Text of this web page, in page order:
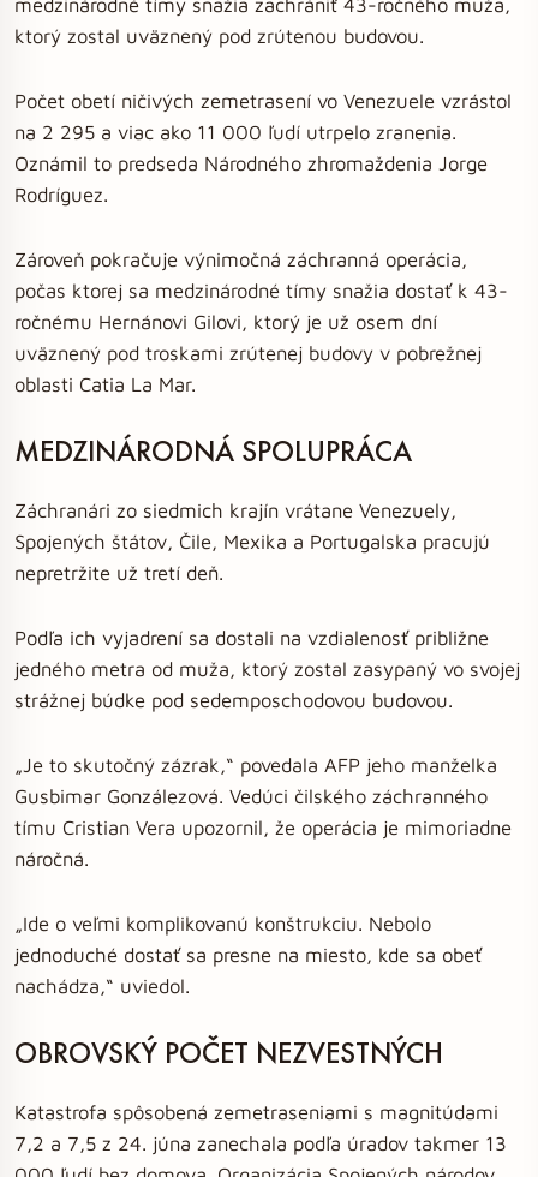
ktorý zostal uväznený pod zrútenou budovou.
Počet obetí ničivých zemetrasení vo Venezuele vzrástol
na 2 295 a viac ako 11 000 ľudí utrpelo zranenia.
Oznámil to predseda Národného zhromaždenia Jorge
Rodríguez.
Zároveň pokračuje výnimočná záchranná operácia,
počas ktorej sa medzinárodné tímy snažia dostať k 43-
ročnému Hernánovi Gilovi, ktorý je už osem dní
uväznený pod troskami zrútenej budovy v pobrežnej
oblasti Catia La Mar.
MEDZINÁRODNÁ SPOLUPRÁCA
Záchranári zo siedmich krajín vrátane Venezuely,
Spojených štátov, Čile, Mexika a Portugalska pracujú
nepretržite už tretí deň.
Podľa ich vyjadrení sa dostali na vzdialenosť približne
jedného metra od muža, ktorý zostal zasypaný vo svojej
strážnej búdke pod sedemposchodovou budovou.
„Je to skutočný zázrak,“ povedala AFP jeho manželka
Gusbimar Gonzálezová. Vedúci čilského záchranného
tímu Cristian Vera upozornil, že operácia je mimoriadne
náročná.
„Ide o veľmi komplikovanú konštrukciu. Nebolo
jednoduché dostať sa presne na miesto, kde sa obeť
nachádza,“ uviedol.
OBROVSKÝ POČET NEZVESTNÝCH
Katastrofa spôsobená zemetraseniami s magnitúdami
7,2 a 7,5 z 24. júna zanechala podľa úradov takmer 13